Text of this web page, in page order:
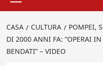
CASA CULTURA
POMPEI,
DI 2000 ANNI FA: “OPERAI
BENDATI” – VIDEO